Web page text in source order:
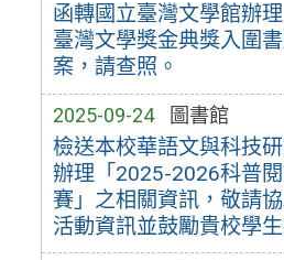
函轉國立臺灣文學館辦
臺灣文學獎金典獎入圍書
案，請查照。
2025-09-24 圖書館
檢送本校華語文與科技
辦理「2025-2026科普
賽」之相關資訊，敬請
活動資訊並鼓勵貴校學生